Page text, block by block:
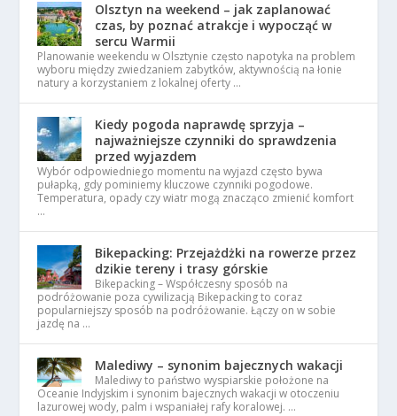
Olsztyn na weekend – jak zaplanować
czas, by poznać atrakcje i wypocząć w
sercu Warmii
Planowanie weekendu w Olsztynie często napotyka na problem
wyboru między zwiedzaniem zabytków, aktywnością na łonie
natury a korzystaniem z lokalnej oferty …
Kiedy pogoda naprawdę sprzyja –
najważniejsze czynniki do sprawdzenia
przed wyjazdem
Wybór odpowiedniego momentu na wyjazd często bywa
pułapką, gdy pominiemy kluczowe czynniki pogodowe.
Temperatura, opady czy wiatr mogą znacząco zmienić komfort
…
Bikepacking: Przejażdżki na rowerze przez
dzikie tereny i trasy górskie
Bikepacking – Współczesny sposób na
podróżowanie poza cywilizacją Bikepacking to coraz
popularniejszy sposób na podróżowanie. Łączy on w sobie
jazdę na …
Malediwy – synonim bajecznych wakacji
Malediwy to państwo wyspiarskie położone na
Oceanie Indyjskim i synonim bajecznych wakacji w otoczeniu
lazurowej wody, palm i wspaniałej rafy koralowej. …